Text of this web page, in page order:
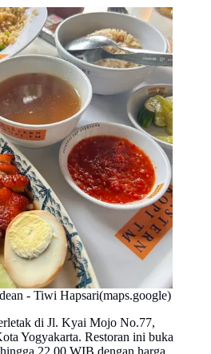
- Tiwi Hapsari(maps.google)
di Jl. Kyai Mojo No.77,
Yogyakarta. Restoran ini buka
22.00 WIB dengan harga